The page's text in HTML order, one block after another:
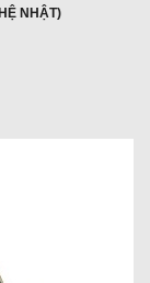
NHẬT)